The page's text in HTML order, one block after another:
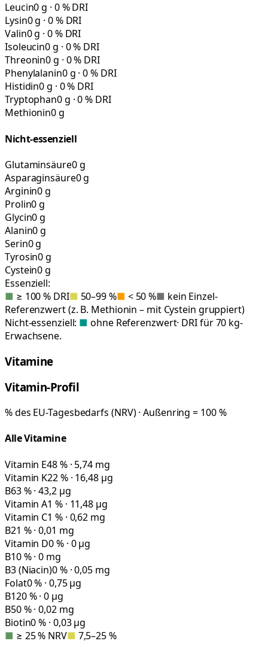
Leucin0 g · 0 % DRI
Lysin0 g · 0 % DRI
Valin0 g · 0 % DRI
Isoleucin0 g · 0 % DRI
Threonin0 g · 0 % DRI
Phenylalanin0 g · 0 % DRI
Histidin0 g · 0 % DRI
Tryptophan0 g · 0 % DRI
Methionin0 g
Nicht-essenziell
Glutaminsäure0 g
Asparaginsäure0 g
Arginin0 g
Prolin0 g
Glycin0 g
Alanin0 g
Serin0 g
Tyrosin0 g
Cystein0 g
Essenziell:
■ ≥ 100 % DRI■ 50–99 %■ < 50 %■ kein Einzel-
Referenzwert (z. B. Methionin – mit Cystein gruppiert)
Nicht-essenziell: ■ ohne Referenzwert· DRI für 70 kg-
Erwachsene.
Vitamine
Vitamin-Profil
% des EU-Tagesbedarfs (NRV) · Außenring = 100 %
Alle Vitamine
Vitamin E48 % · 5,74 mg
Vitamin K22 % · 16,48 µg
B63 % · 43,2 µg
Vitamin A1 % · 11,48 µg
Vitamin C1 % · 0,62 mg
B21 % · 0,01 mg
Vitamin D0 % · 0 µg
B10 % · 0 mg
B3 (Niacin)0 % · 0,05 mg
Folat0 % · 0,75 µg
B120 % · 0 µg
B50 % · 0,02 mg
Biotin0 % · 0,03 µg
■ ≥ 25 % NRV■ 7,5–25 %